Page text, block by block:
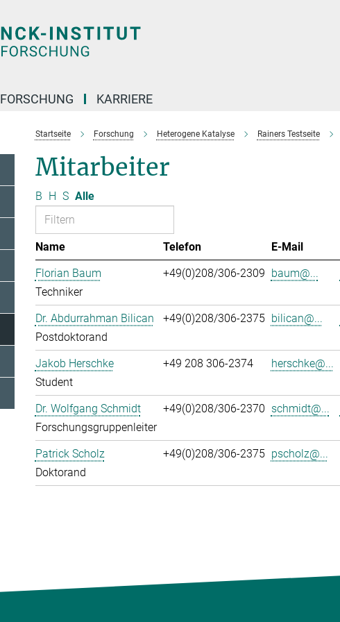
FORSCHUNG KARRIERE
Startseite Forschung Heterogene Katalyse Rainers Testseite
Mitarbeiter
B H S Alle
Name Telefon E-Mail
Florian Baum
Techniker
+49(0)208/306-2309 baum@...
Dr. Abdurrahman Bilican
Postdoktorand
+49(0)208/306-2375 bilican@...
Jakob Herschke
Student
+49 208 306-2374 herschke@...
Dr. Wolfgang Schmidt
Forschungsgruppenleiter
+49(0)208/306-2370 schmidt@...
Patrick Scholz
Doktorand
+49(0)208/306-2375 pscholz@...